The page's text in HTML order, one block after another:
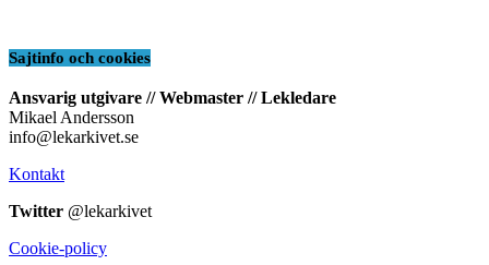
Sajtinfo och cookies
Ansvarig utgivare // Webmaster // Lekledare
Mikael Andersson
info@lekarkivet.se
Kontakt
Twitter @lekarkivet
Cookie-policy